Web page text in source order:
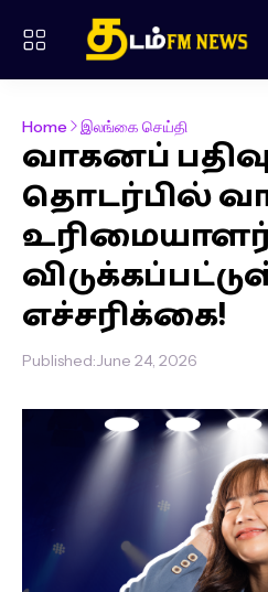
Home இலங்கை செய்தி
வாகனப்
தொடர்பில்
எச்சரிக்கை!
Published:June 24, 2026